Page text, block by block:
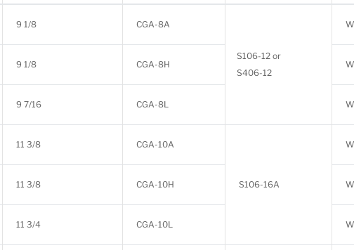
9 1/8 CGA-8A
S106-12 or
S406-12
9 1/8 CGA-8H
9 7/16 CGA-8L
11 3/8 CGA-10A
S106-16A
11 3/8 CGA-10H
11 3/4 CGA-10L